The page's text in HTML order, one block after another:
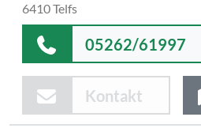
6410 Telfs
05262/61997
Kontakt